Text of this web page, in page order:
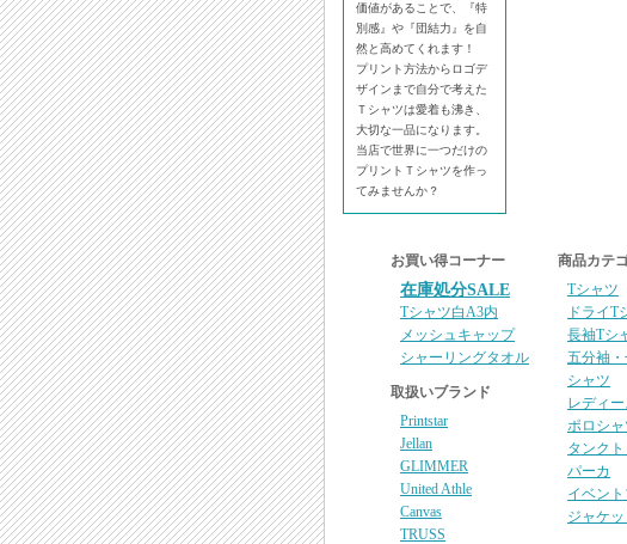
価値があることで、『特
別感』や『団結力』を自
然と高めてくれます！
プリント方法からロゴデ
ザインまで自分で考えた
Ｔシャツは愛着も沸き、
大切な一品になります。
当店で世界に一つだけの
プリントＴシャツを作っ
てみませんか？
お買い得コーナー
在庫処分SALE
Tシャツ白A3内
メッシュキャップ
シャーリングタオル
取扱いブランド
Printstar
Jellan
GLIMMER
United Athle
Canvas
TRUSS
商品カテ
Tシャツ
ドライT
長袖Tシ
五分袖
シャツ
レディー
ポロシャ
タンク
パーカ
イベン
ジャケ